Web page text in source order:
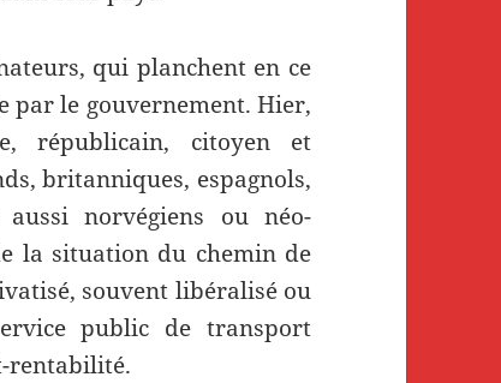
qui planchent en ce
le gouvernement. Hier,
républicain, citoyen et
britanniques, espagnols,
norvégiens ou néo-
la situation du chemin de
souvent libéralisé ou
public de transport
rentabilité.